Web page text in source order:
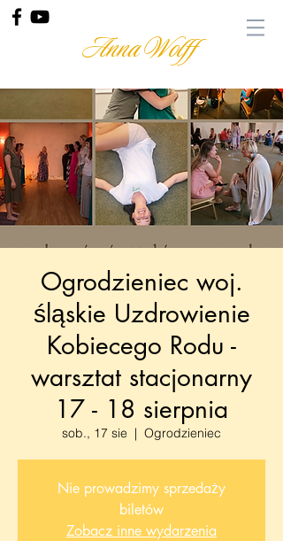
Anna Wolff
Ogrodzieniec woj.
śląskie Uzdrowienie
Kobiecego Rodu -
warsztat stacjonarny
17 - 18 sierpnia
sob., 17 sie
  |
Ogrodzieniec
Nie prowadzimy sprzedaży
biletów
Zobacz inne wydarzenia